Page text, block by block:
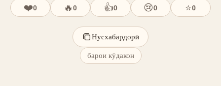
❤️0 🔥0 👍0 😢0 ⭐0
Нусхабардорӣ
барои кӯдакон